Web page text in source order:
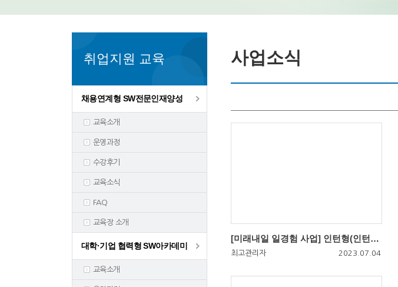
취업지원 교육
채용연계형 SW전문인재양성
교육소개
운영과정
수강후기
교육소식
FAQ
교육장 소개
대학·기업 협력형 SW아카데미
교육소개
사업소식
[미래내일 일경험 사업] 인턴형(인턴십) 참여자 모집
최고관리자 2023.07.04